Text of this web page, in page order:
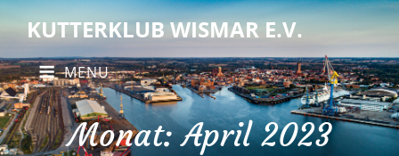
KUTTERKLUB WISMAR E.V.
MENU
Monat:April 2023